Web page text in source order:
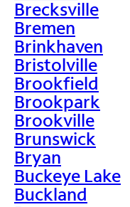
Brecksville
Bremen
Brinkhaven
Bristolville
Brookfield
Brookpark
Brookville
Brunswick
Bryan
Buckeye Lake
Buckland